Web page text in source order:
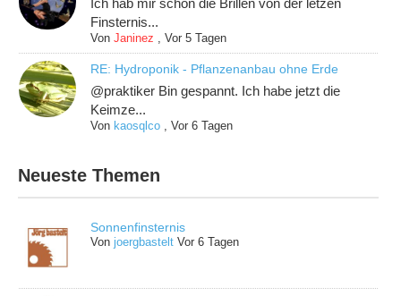
Finsternis...
VonJaninez ,Vor 5 Tagen
RE: Hydroponik - Pflanzenanbau ohne Erde
@praktiker Bin gespannt. Ich habe jetzt die
Keimze...
Vonkaosqlco ,Vor 6 Tagen
Neueste Themen
Sonnenfinsternis
Vonjoergbastelt Vor 6 Tagen